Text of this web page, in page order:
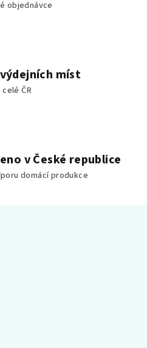
u
objednávce
míst
ČR
v České republice
domácí produkce